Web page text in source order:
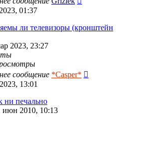
01:37
ли телевизоры (кронштейн
2023, 23:27
сообщение *Casper*
13:01
ни печально
июн 2010, 10:13